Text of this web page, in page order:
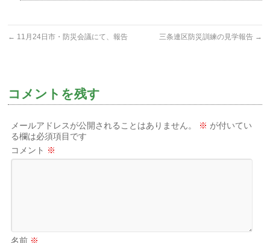
← 11月24日市・防災会議にて、報告 三条連区防災訓練の見学報告 →
コメントを残す
メールアドレスが公開されることはありません。 ※ が付いてい
る欄は必須項目です
コメント ※
名前 ※